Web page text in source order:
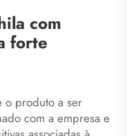
com
forte
o produto a ser
com a empresa e